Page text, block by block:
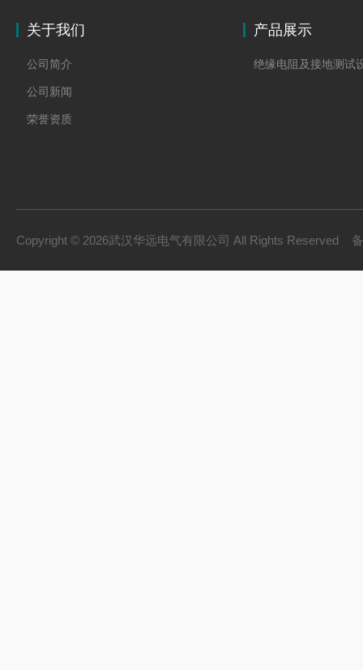
关于我们
公司简介
公司新闻
荣誉资质
产品展示
绝缘电阻及接地测试
Copyright © 2026武汉华远电气有限公司 All Rights Reserved